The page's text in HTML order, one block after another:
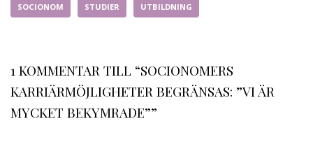
SOCIONOM STUDIER UTBILDNING
1 KOMMENTAR TILL “SOCIONOMERS
KARRIÄRMÖJLIGHETER BEGRÄNSAS: ”VI ÄR
MYCKET BEKYMRADE””